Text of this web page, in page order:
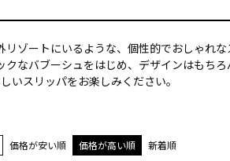
リゾートにいるような、個性的でおしゃれな
クなバブーシュをはじめ、デザインはもちろ
いスリッパをお楽しみください。
価格が安い順 価格が高い順 新着順